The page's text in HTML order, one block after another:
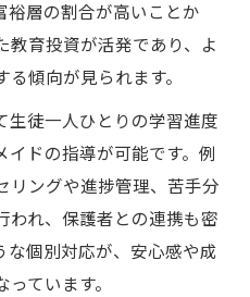
者が押さえるべき視点
えたい安心のポイント
個別指導の選択基準
塾の見極め方とは
チェックリストを解説
個別指導の特徴
の秘訣を解説
しないための秘訣
裕層の割合が高いことか
教育投資が活発であり、よ
傾向が見られます。
生徒一人ひとりの学習進度
ドの指導が可能です。例
リングや進捗管理、苦手分
われ、保護者との連携も密
な個別対応が、安心感や成
ています。